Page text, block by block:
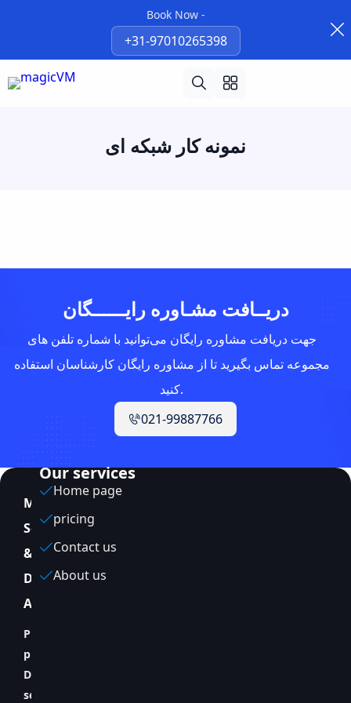
Book Now -
+31-97010265398
نمونه کار شبکه ای
دریــافت مشـاوره رایــــــگان
جهت دریافت مشاوره رایگان می‌توانید با شماره تلفن های
مجموعه تماس بگیرید تا از مشاوره رایگان کارشناسان استفاده
کنید.
021-99887766
MagicVMYour
Server
&
DevOps
Assistant
Providing
professional
DevOps
services
Our services
Home page
pricing
Contact us
About us